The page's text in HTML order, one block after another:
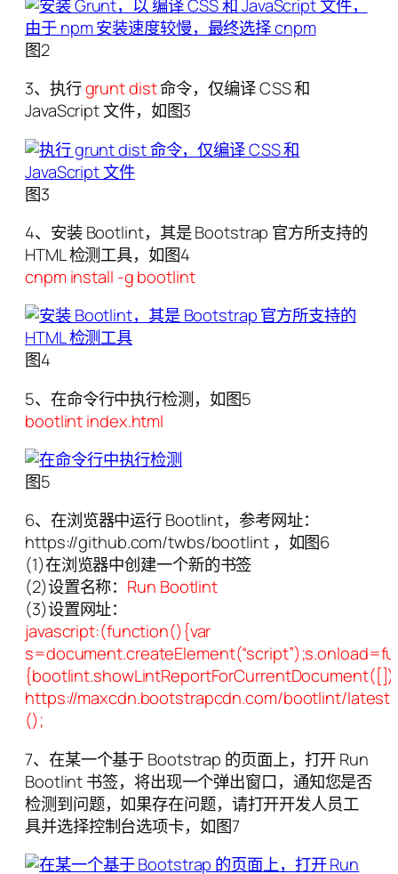
图2
3、执行grunt dist命令，仅编译 CSS 和
JavaScript 文件，如图3
图3
4、安装 Bootlint，其是 Bootstrap 官方所支持的
HTML 检测工具，如图4
cnpm install -g bootlint
图4
5、在命令行中执行检测，如图5
bootlint index.html
图5
6、在浏览器中运行 Bootlint，参考网址：
https://github.com/twbs/bootlint ，如图6
(1)在浏览器中创建一个新的书签
(2)设置名称： Run Bootlint
(3)设置网址：
javascript:(function(){var
https://maxcdn.bootstrapcdn.com/bootlint/
();
7、在某一个基于 Bootstrap 的页面上，打开 Run
Bootlint 书签，将出现一个弹出窗口，通知您是否
检测到问题，如果存在问题，请打开开发人员工
具并选择控制台选项卡，如图7